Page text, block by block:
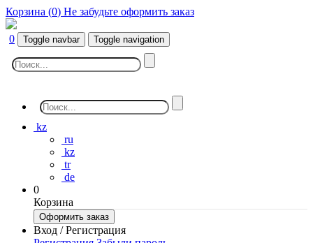
Корзина (0) Не забудьте оформить заказ
0 Toggle navbar Toggle navigation
kz
ru
kz
tr
de
0
Корзина
Оформить заказ
Вход / Регистрация